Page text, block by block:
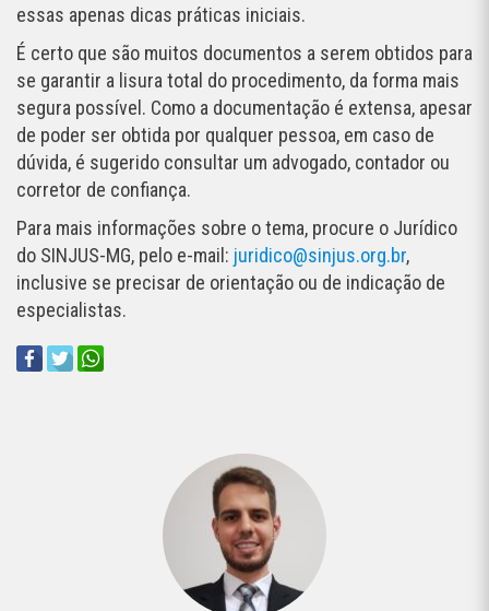
essas apenas dicas práticas iniciais.
É certo que são muitos documentos a serem obtidos para
se garantir a lisura total do procedimento, da forma mais
segura possível. Como a documentação é extensa, apesar
de poder ser obtida por qualquer pessoa, em caso de
dúvida, é sugerido consultar um advogado, contador ou
corretor de confiança.
Para mais informações sobre o tema, procure o Jurídico
do SINJUS-MG, pelo e-mail: juridico@sinjus.org.br,
inclusive se precisar de orientação ou de indicação de
especialistas.